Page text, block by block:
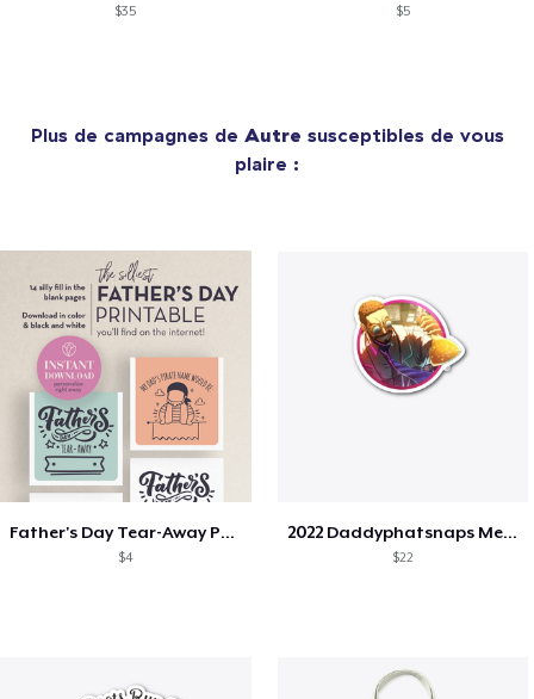
$35 $5
Plus de campagnes de Autre susceptibles de vous
plaire :
Father's Day Tear-Away Printable
$4
2022 Daddyphatsnaps Merch
$22